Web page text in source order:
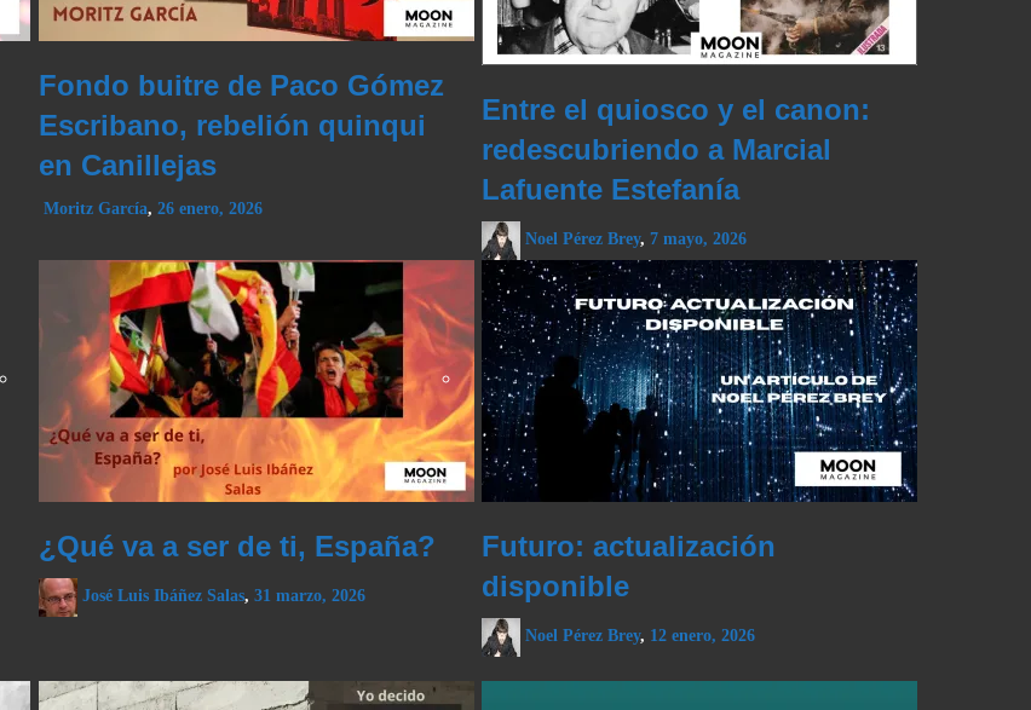
Fondo buitre de Paco Gómez
Escribano, rebelión quinqui
en Canillejas
Moritz García, 26 enero, 2026
Entre el quiosco y el canon:
redescubriendo a Marcial
Lafuente Estefanía
Noel Pérez Brey, 7 mayo, 2026
¿Qué va a ser de ti, España?
José Luis Ibáñez Salas, 31 marzo, 2026
Futuro: actualización
disponible
Noel Pérez Brey, 12 enero, 2026